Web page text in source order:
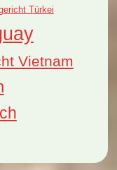
Türkei
Vietnam